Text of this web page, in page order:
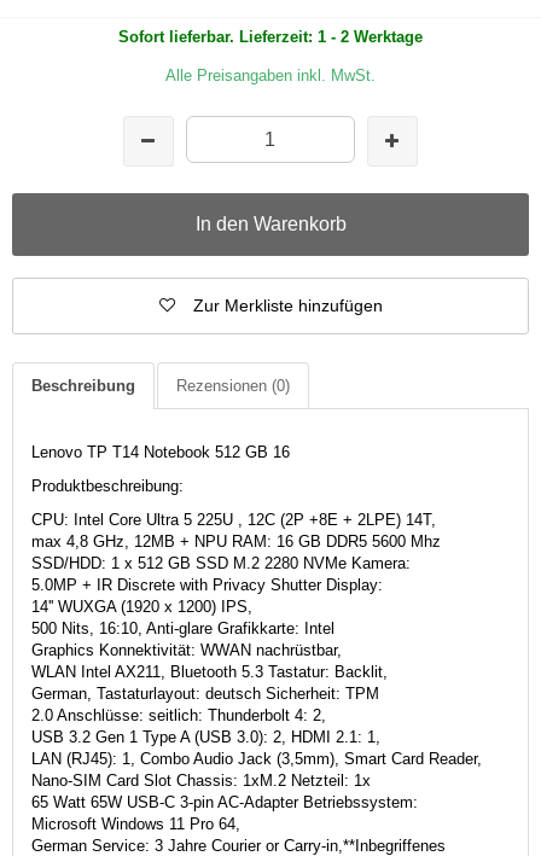
Sofort lieferbar. Lieferzeit: 1 - 2 Werktage
Alle Preisangaben inkl. MwSt.
In den Warenkorb
Zur Merkliste hinzufügen
Beschreibung Rezensionen (0)
Lenovo TP T14 Notebook 512 GB 16
Produktbeschreibung:
CPU: Intel Core Ultra 5 225U , 12C (2P +8E + 2LPE) 14T,
max 4,8 GHz, 12MB + NPU RAM: 16 GB DDR5 5600 Mhz
SSD/HDD: 1 x 512 GB SSD M.2 2280 NVMe Kamera:
5.0MP + IR Discrete with Privacy Shutter Display:
14'' WUXGA (1920 x 1200) IPS,
500 Nits, 16:10, Anti-glare Grafikkarte: Intel
Graphics Konnektivität: WWAN nachrüstbar,
WLAN Intel AX211, Bluetooth 5.3 Tastatur: Backlit,
German, Tastaturlayout: deutsch Sicherheit: TPM
2.0 Anschlüsse: seitlich: Thunderbolt 4: 2,
USB 3.2 Gen 1 Type A (USB 3.0): 2, HDMI 2.1: 1,
LAN (RJ45): 1, Combo Audio Jack (3,5mm), Smart Card Reader,
Nano-SIM Card Slot Chassis: 1xM.2 Netzteil: 1x
65 Watt 65W USB-C 3-pin AC-Adapter Betriebssystem:
Microsoft Windows 11 Pro 64,
German Service: 3 Jahre Courier or Carry-in,**Inbegriffenes